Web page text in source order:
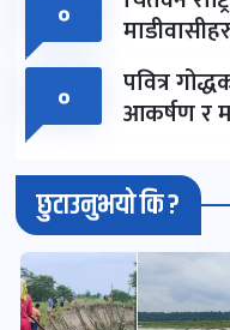
०
०
पवित्र
आकर्षण र
छुटाउनुभयो कि ?